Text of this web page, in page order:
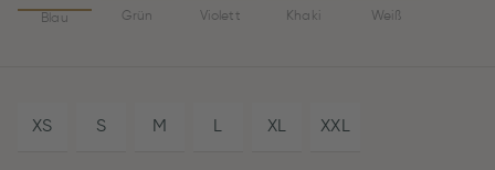
Blau Grün Violett Khaki Weiß
XS S M L XL XXL